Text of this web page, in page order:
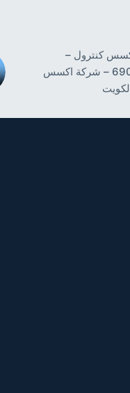
كنترول –
69006727 – شركة اكسس